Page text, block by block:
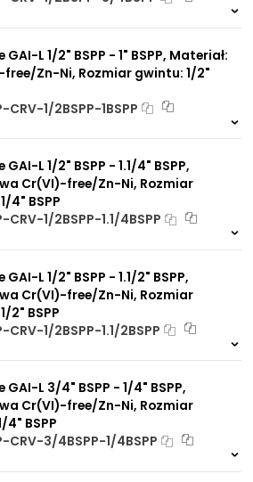
L 1/2" BSPP - 1" BSPP, Materiał:
Zn-Ni, Rozmiar gwintu: 1/2"
1/2BSPP-1BSPP
L 1/2" BSPP - 1.1/4" BSPP,
Cr(VI)-free/Zn-Ni, Rozmiar
4" BSPP
1/2BSPP-1.1/4BSPP
L 1/2" BSPP - 1.1/2" BSPP,
Cr(VI)-free/Zn-Ni, Rozmiar
2" BSPP
1/2BSPP-1.1/2BSPP
L 3/4" BSPP - 1/4" BSPP,
Cr(VI)-free/Zn-Ni, Rozmiar
4" BSPP
CRV-3/4BSPP-1/4BSPP